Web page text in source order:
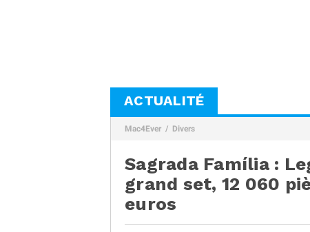
ACTUALITÉ
Mac4Ever Divers
Sagrada Família :
grand set, 12 060
euros